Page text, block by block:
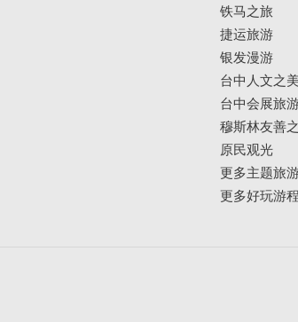
铁马之旅
捷运旅游
银发漫游
台中人文之美
台中会展旅
穆斯林友善
原民观光
更多主题旅
更多好玩游程